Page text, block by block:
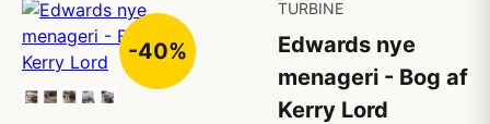
-40%
TURBINE
Edwards nye
menageri - Bog af
Kerry Lord